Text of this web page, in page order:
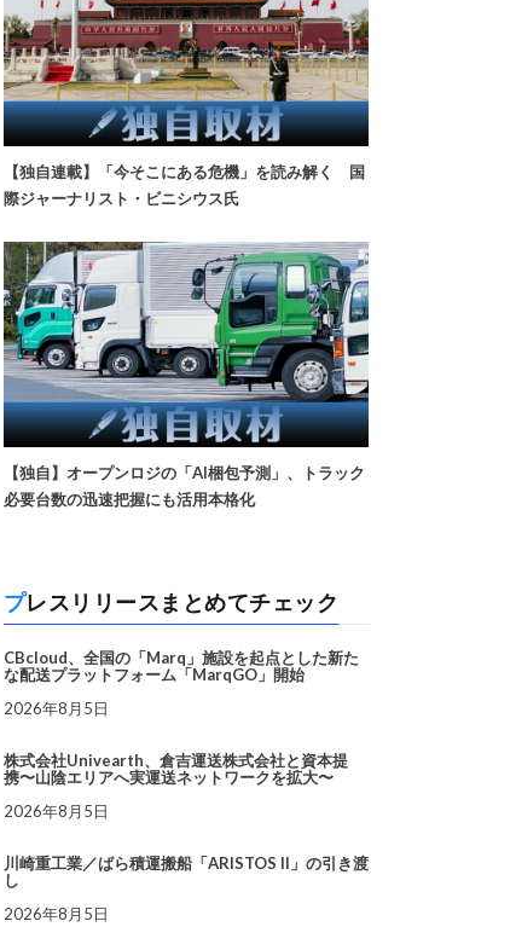
【独自連載】「今そこにある危機」を読み解く 国
際ジャーナリスト・ビニシウス氏
【独自】オープンロジの「AI梱包予測」、トラック
必要台数の迅速把握にも活用本格化
プレスリリースまとめてチェック
CBcloud、全国の「Marq」施設を起点とした新た
な配送プラットフォーム「MarqGO」開始
2026年8月5日
株式会社Univearth、倉吉運送株式会社と資本提
携〜山陰エリアへ実運送ネットワークを拡大〜
2026年8月5日
川崎重工業／ばら積運搬船「ARISTOS II」の引き渡
し
2026年8月5日